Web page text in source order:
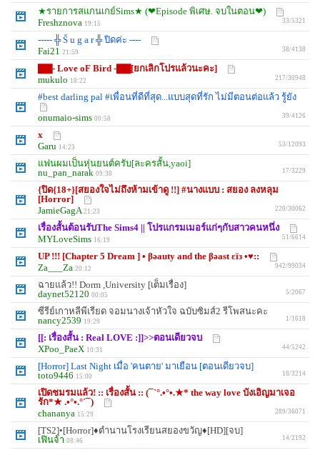
★รายการสแกนเกย์Sims★ (❤Episode พิเศษ. จบในตอน❤)
Freshznova 19:15 33/5321
----- ╬ Š u g a r ╬ ปิดค่ะ ----
Fai21 21:59 38/4138
▇▇- Love oF Bird -▇▇[ยกเลิกโปรแล้วนะคะ]
mukulo 18:22 217/30948
#best darling pal #เพื่อนที่ดีที่สุด...แบบสุดที่รัก ไม่มีตอนต่อแล้ว รู้ยัง
onumaio-sims 00:58 39/4126
x
Garu 14:23 53/12093
แฟนผมเป็นหุ่นยนต์ครับ[ละครสั้น,yaoi]
nu_pan_narak 09:38 17/3229
{ปิด{18+}[สยองใจไม่ถึงห้ามเข้าดู !!] #นางแบบ : สยอง ลงหลุม
[Horror]
JamieGagA 21:23 220/30062
เรื่องสั้นต้อนรับThe Sims4 || โปรแกรมเมอร์แก่ๆกับสาวคนหนึ่ง
MYLoveSims 16:19 51/6614
UP !!! [Chapter 5 Dream ] • βәauty and the βәast εїз •♥::
Za___Za 20:12 942/99034
ฉายแล้ว!! Dorm ,University [เต็มเรื่อง]
daynet52120 00:05 5/2067
ซีรีย์เกาหลีพีเรียด จอมนางเจ้าหัวใจ ฉบับซิมส์2 รีโพสนะคะ
nancy2539 19:29 1/1618
[[: เรื่องสั้น : Real LOVE :]]>>ตอนเดียวจบ
XPoo_PaeX 10:31 44/5242
[Horror] Last Night เมื่อ 'คนตาย' มาเยือน [ตอนเดียวจบ]
toto9446 15:00 18/3214
เปิดชมรมแล้ว! :: เรื่องสั้น :: (¯`°.•°•.★* the way love บังเอิญมาเจอ
รัก*★ .•°•.°´¯)
chananya 15:29 289/36071
[TS2]•[Horror]♦ตำนานโรงเรียนสยองขวัญ♦[HD][จบ]
เฟินจ้า 08:46 14/2192